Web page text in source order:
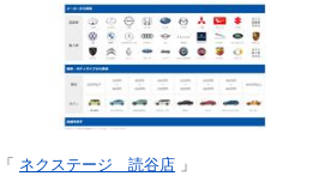
「 ネクステージ 読谷店 」